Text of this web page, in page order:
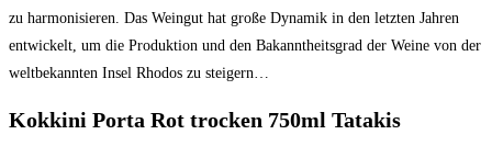
zu harmonisieren. Das Weingut hat große Dynamik in den letzten Jahren
entwickelt, um die Produktion und den Bakanntheitsgrad der Weine von der
weltbekannten Insel Rhodos zu steigern…
Kokkini Porta Rot trocken 750ml Tatakis